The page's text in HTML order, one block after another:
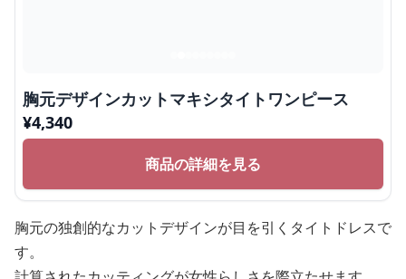
胸元デザインカットマキシタイトワンピース
¥4,340
商品の詳細を見る
胸元の独創的なカットデザインが目を引くタイトドレスで
す。